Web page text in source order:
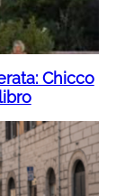
Chicco